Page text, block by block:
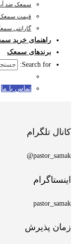
سمعک ضد
قیمت
گارانتی
راهنمای خرید
برندهای سمعک
Search for:
تماس با ما
کانال تلگرام
pastor_samak@
اینستاگرام
pastor_samak
زمان پذیرش